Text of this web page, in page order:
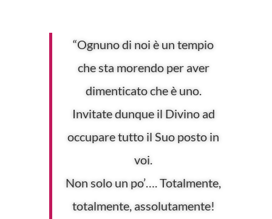
“Ognuno di noi è un tempio
che sta morendo per aver
dimenticato che è uno.
Invitate dunque il Divino ad
occupare tutto il Suo posto in
voi.
Non solo un po’…. Totalmente,
totalmente, assolutamente!